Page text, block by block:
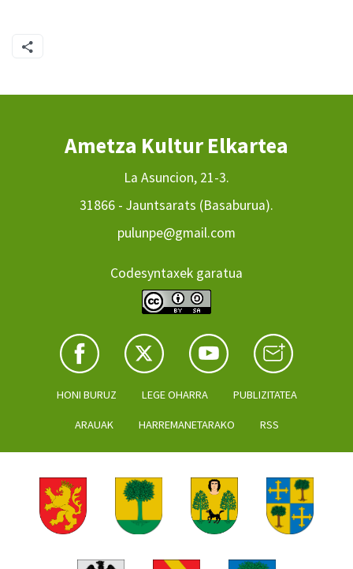
Ametza Kultur Elkartea
La Asuncion, 21-3.
31866 - Jauntsarats (Basaburua).
pulunpe@gmail.com
Codesyntaxek garatua
HONI BURUZ LEGE OHARRA PUBLIZITATEA
ARAUAK HARREMANETARAKO RSS